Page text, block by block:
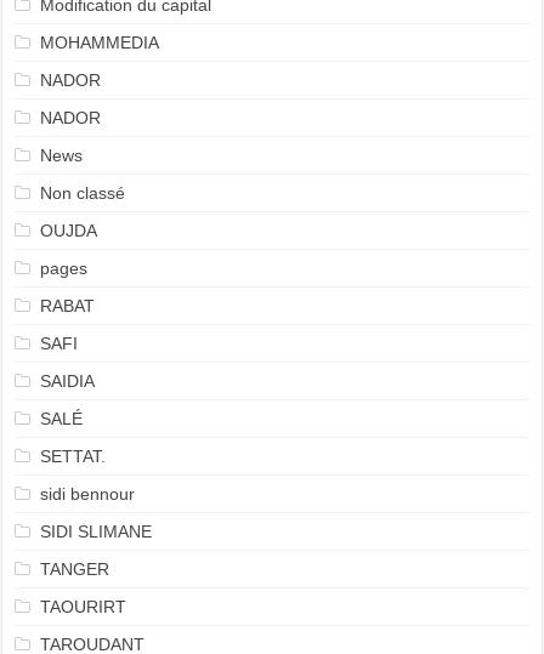
Modification du capital
MOHAMMEDIA
NADOR
NADOR
News
Non classé
OUJDA
pages
RABAT
SAFI
SAIDIA
SALÉ
SETTAT.
sidi bennour
SIDI SLIMANE
TANGER
TAOURIRT
TAROUDANT